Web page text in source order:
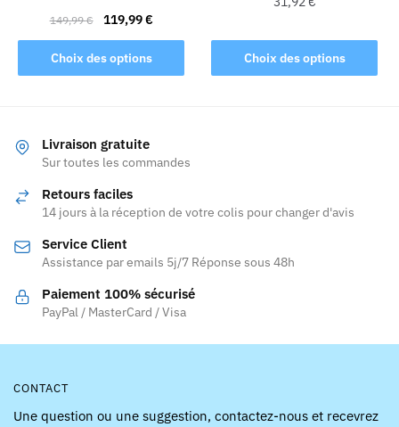
produit
149,99€
Le
prix
initial
était :
119,99€Le
prix
actuel
est :
Choix des options
Ce
produit
variations.
Les
peuvent
choisies
sur
la
page
Choix des options
produit
a
être
la
Livraison gratuite
Sur toutes les commandes
Retours faciles
14 jours à la réception de votre colis pour changer d'avis
Service Client
Assistance par emails 5j/7 Réponse sous 48h
Paiement 100% sécurisé
PayPal / MasterCard / Visa
CONTACT
Une question ou une suggestion, contactez-nous et recevrez